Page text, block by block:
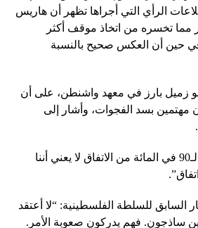
الرأي التي أجراها تظهر أن هاريس
مما تخسره من اتخاذ موقف أكثر
حين أن العكس صحيح بالنسبة
زميل بارز في معهد واشنطن، على أن
مهتمين بسد الفجوات، وأشار إلى
وقال “إن مجرد إنجازنا لـ90 في المائة من الاتفاق لا يعني أننا
السابق للسلطة الفلسطينية: “لا أعتقد
ساذجون. فهم يدركون صعوبة الأمر.